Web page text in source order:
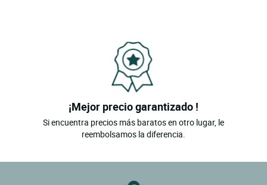
¡Mejor precio garantizado !
Si encuentra precios más baratos en otro lugar, le
reembolsamos la diferencia.